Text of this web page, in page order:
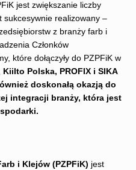
jest zwiększanie liczby
sukcesywnie realizowany –
z branży farb i
Członków
które dołączyły do PZPFiK w
Kiilto Polska, PROFIX i SIKA
doskonałą okazją do
integracji branży, która jest
i Klejów (PZPFiK) jest